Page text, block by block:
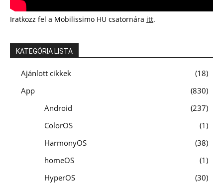
Iratkozz fel a Mobilissimo HU csatornára itt.
KATEGÓRIA LISTA
Ajánlott cikkek
18
App
830
Android
237
ColorOS
1
HarmonyOS
38
homeOS
1
HyperOS
30